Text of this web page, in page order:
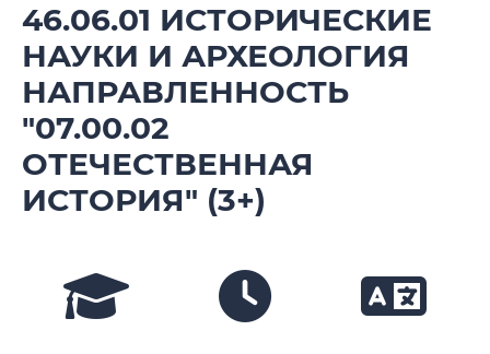
Нормативное обеспечение
образовательной программы 2021
46.06.01 ИСТОРИЧЕСКИЕ
НАУКИ И АРХЕОЛОГИЯ
НАПРАВЛЕННОСТЬ
"07.00.02
ОТЕЧЕСТВЕННАЯ
ИСТОРИЯ" (3+)